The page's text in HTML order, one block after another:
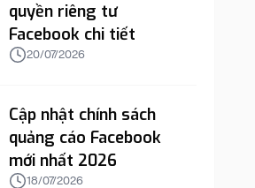
quyền riêng tư
Facebook chi tiết
20/07/2026
Cập nhật chính sách
quảng cáo Facebook
mới nhất 2026
18/07/2026